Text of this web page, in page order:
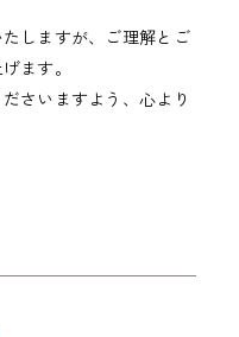
しますが、ご理解とご
ます。
さいますよう、心より